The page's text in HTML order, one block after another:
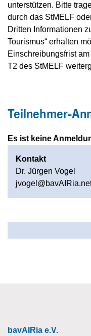
Kontakt
Dr. Jürgen Vogel
unterstützen. Bitte
durch das StMELF
Dritten Informationen
Tourismus“ erhalten
Einschreibungsfrist
T2 des StMELF
Teilnehmer-
Es ist keine
bavAIRia e.V.